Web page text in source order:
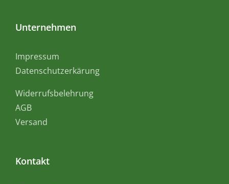
Unternehmen
Impressum
Datenschutzerkärung
Widerrufsbelehrung
AGB
Versand
Kontakt